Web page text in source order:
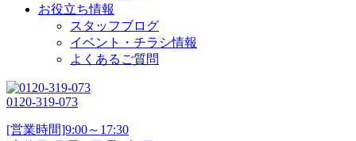
お役立ち情報
スタッフブログ
イベント・チラシ情報
よくあるご質問
0120-319-073
[営業時間]9:00～17:30